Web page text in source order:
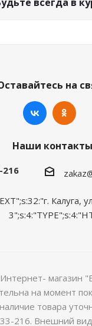
на
Наши контакты
216
Калуга,
магазин
на момент
товара
216. Внешний